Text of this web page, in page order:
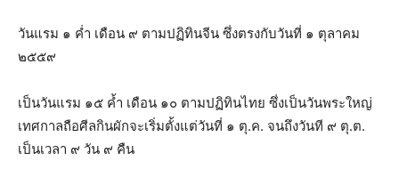
วันแรม ๑ ค่ำ เดือน ๙ ตามปฏิทินจีน ซึ่งตรงกับวันที่ ๑ ตุลาคม
๒๕๕๙
เป็นวันแรม ๑๕ ค้ำ เดือน ๑๐ ตามปฏิทินไทย ซึ่งเป็นวันพระใหญ่
เทศกาลถือศีลกินผักจะเริ่มตั้งแต่วันที่ ๑ ตุ.ค. จนถึงวันที ๙ ตุ.ต.
เป็นเวลา ๙ วัน ๙ คืน